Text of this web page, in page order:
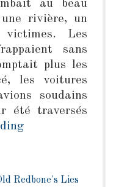
au beau
une rivière, un
Les
sans
plus les
les voitures
soudains
été traversés
Redbone's Lies